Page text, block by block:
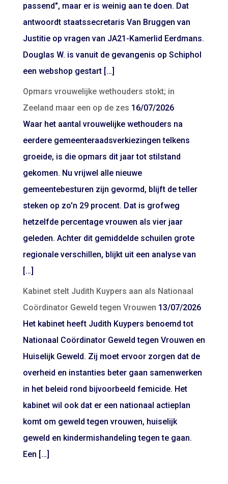
passend", maar er is weinig aan te doen. Dat
antwoordt staatssecretaris Van Bruggen van
Justitie op vragen van JA21-Kamerlid Eerdmans.
Douglas W. is vanuit de gevangenis op Schiphol
een webshop gestart […]
Opmars vrouwelijke wethouders stokt; in
Zeeland maar een op de zes 16/07/2026
Waar het aantal vrouwelijke wethouders na
eerdere gemeenteraadsverkiezingen telkens
groeide, is die opmars dit jaar tot stilstand
gekomen. Nu vrijwel alle nieuwe
gemeentebesturen zijn gevormd, blijft de teller
steken op zo'n 29 procent. Dat is grofweg
hetzelfde percentage vrouwen als vier jaar
geleden. Achter dit gemiddelde schuilen grote
regionale verschillen, blijkt uit een analyse van
[…]
Kabinet stelt Judith Kuypers aan als Nationaal
Coördinator Geweld tegen Vrouwen 13/07/2026
Het kabinet heeft Judith Kuypers benoemd tot
Nationaal Coördinator Geweld tegen Vrouwen en
Huiselijk Geweld. Zij moet ervoor zorgen dat de
overheid en instanties beter gaan samenwerken
in het beleid rond bijvoorbeeld femicide. Het
kabinet wil ook dat er een nationaal actieplan
komt om geweld tegen vrouwen, huiselijk
geweld en kindermishandeling tegen te gaan.
Een […]